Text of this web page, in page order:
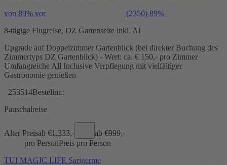
von 89% vor (2350) 89%
8-tägige Flugreise, DZ Gartenseite inkl. AI
Upgrade auf Doppelzimmer Gartenblick (bei direkter Buchung des
Zimmertyps DZ Gartenblick) - Wert: ca. € 150,- pro Zimmer
Umfangreiche All Inclusive Verpflegung mit vielfältiger
Gastronomie genießen
253514Bestellnr.:
Pauschalreise
Alter Preisab €1.333,- ab €999,-
pro PersonPreis pro Person
TUI MAGIC LIFE Sarigerme